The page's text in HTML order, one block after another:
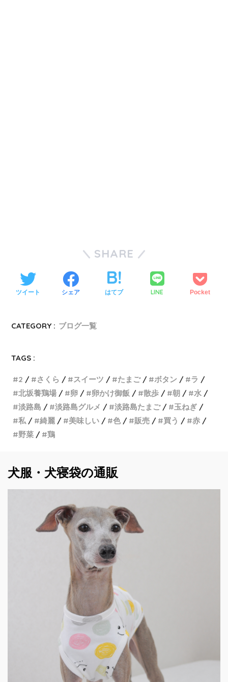
SHARE
ツイート シェア はてブ LINE Pocket
CATEGORY : ブログ一覧
TAGS :
2 さくら スイーツ たまご ボタン
ラ
北坂養鶏場
卵 卵かけ御飯 散歩 朝
水
淡路島
淡路島グルメ 淡路島たまご
玉ねぎ
私
綺麗 美味しい 色 販売 買う
赤
野菜
鶏
犬服・犬寝袋の通販